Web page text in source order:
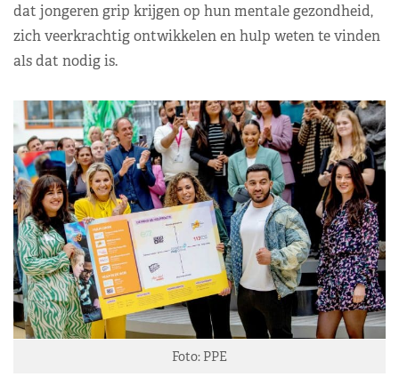
dat jongeren grip krijgen op hun mentale gezondheid,
zich veerkrachtig ontwikkelen en hulp weten te vinden
als dat nodig is.
Foto: PPE